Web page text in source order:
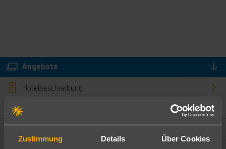
Zustimmung Details Über Cookies
Angebote
Hotelbeschreibung
Bewertungen